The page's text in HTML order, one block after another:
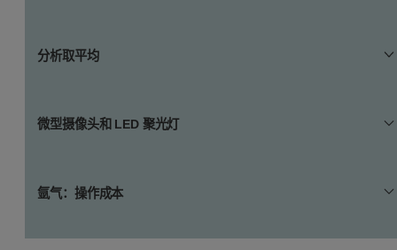
要，良好的研磨和预烧对 LIBS 与火花 OES 同样关键。
光栅扫描对 LIBS 碳分析的准确性至关重要。Z-902 将激
激光通常为 50 um 直径光束。在此尺度下，合金中的微小
单个位置的数据。
分析取平均
多次测量平均和数据剔除对获得理想碳测试结果至关重
微型摄像头和 LED 聚光灯
正确的校准对获得准确分析结果至关重要。借助 SciAps
微型摄像头和 LED 聚光灯获得确切结果。摄像头以高分
氩气：操作成本